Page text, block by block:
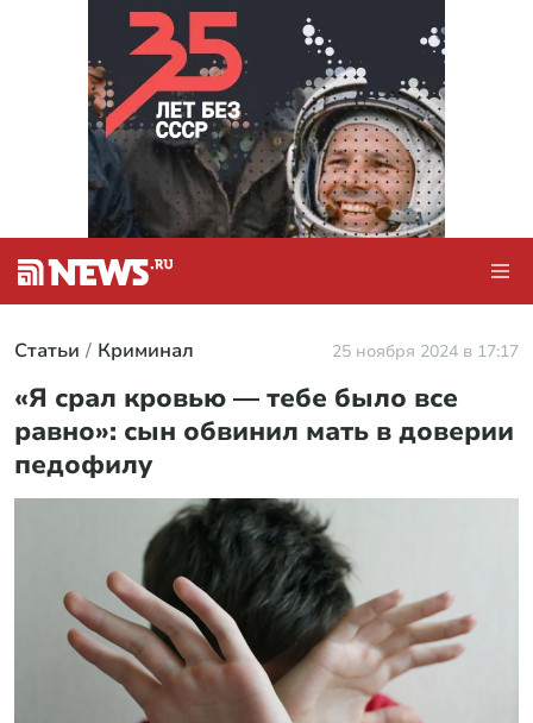
Статьи Криминал 25 ноября 2024 в 17:17
«Я срал кровью — тебе было все
равно»: сын обвинил мать в доверии
педофилу